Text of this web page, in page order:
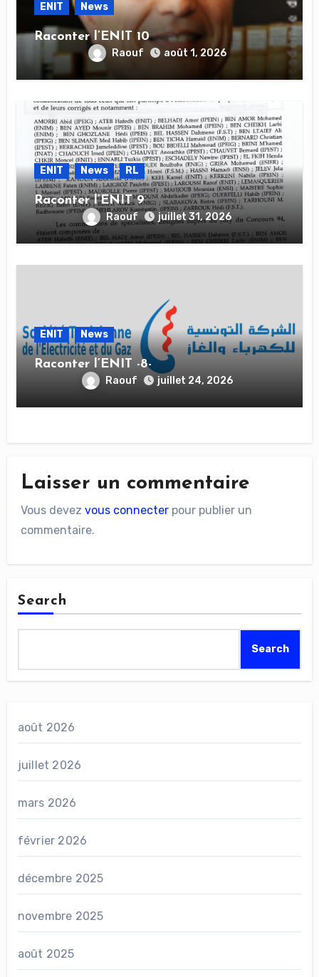
ENIT News
Raconter l’ENIT 10
Raouf août 1, 2026
ENIT News RL
Raconter l’ENIT 9
Raouf juillet 31, 2026
ENIT News
Raconter l’ENIT -8-
Raouf juillet 24, 2026
Laisser un commentaire
Vous devezvous connecter pour publier un
commentaire.
Search
Search
août 2026
juillet 2026
mars 2026
février 2026
décembre 2025
novembre 2025
août 2025